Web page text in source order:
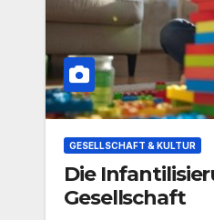
GESELLSCHAFT & KULTUR
Die
Gesellschaft